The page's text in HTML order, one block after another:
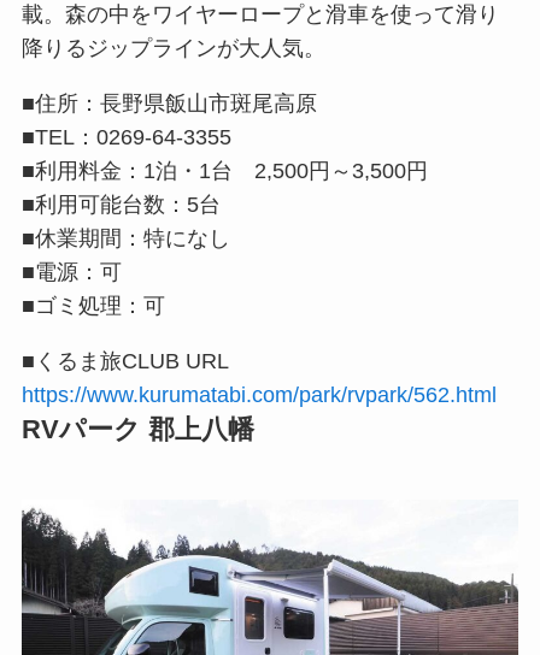
載。森の中をワイヤーロープと滑車を使って滑り
降りるジップラインが大人気。
■住所：長野県飯山市斑尾高原
■TEL：0269-64-3355
■利用料金：1泊・1台 2,500円～3,500円
■利用可能台数：5台
■休業期間：特になし
■電源：可
■ゴミ処理：可
■くるま旅CLUB URL
https://www.kurumatabi.com/park/rvpark/562.html
RVパーク 郡上八幡